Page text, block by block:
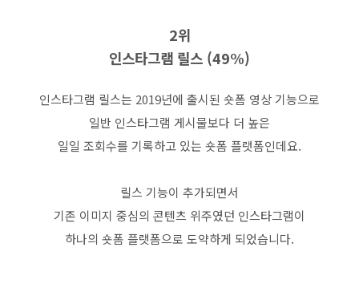
2위
인스타그램 릴스 (49%)
인스타그램 릴스는 2019년에 출시된 숏폼 영상 기능으로
일반 인스타그램 게시물보다 더 높은
일일 조회수를 기록하고 있는 숏폼 플랫폼인데요.
릴스 기능이 추가되면서
기존 이미지 중심의 콘텐츠 위주였던 인스타그램이
하나의 숏폼 플랫폼으로 도약하게 되었습니다.